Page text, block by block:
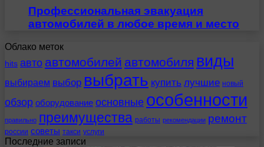
Профессиональная эвакуация
автомобилей в любое время и место
Облако меток
hits авто автомобилей автомобиля виды
выбираем выбор выбрать купить лучшие новый
обзор оборудование основные особенности
правильно преимущества работы рекомендации ремонт
россии советы такси услуги
Последние записи